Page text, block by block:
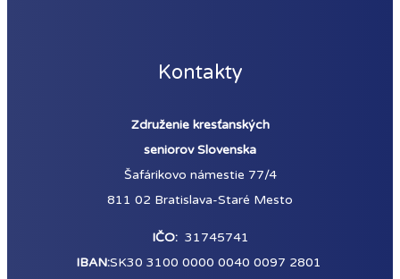
Kontakty
Združenie kresťanských
seniorov Slovenska
Šafárikovo námestie 77/4
811 02 Bratislava-Staré Mesto
IČO:31745741
IBAN:SK30 3100 0000 0040 0097 2801